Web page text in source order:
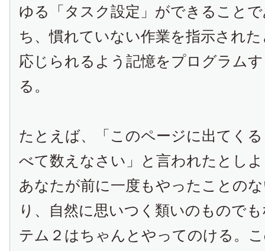
ゆる「タスク設定」ができること
ち、慣れていない作業を指示され
応じられるよう記憶をプログラム
る。
たとえば、「このページに出てく
べて数えなさい」と言われたとし
あなたが前に一度もやったことの
り、自然に思いつく類いのもので
テム２はちゃんとやってのける。